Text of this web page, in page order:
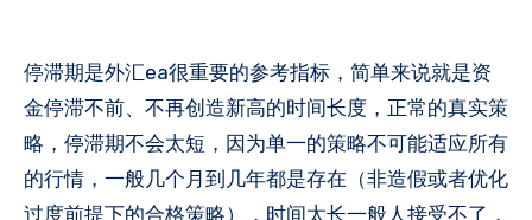
停滞期是外汇ea很重要的参考指标，简单来说就是资
金停滞不前、不再创造新高的时间长度，正常的真实策
略，停滞期不会太短，因为单一的策略不可能适应所有
的行情，一般几个月到几年都是存在（非造假或者优化
过度前提下的合格策略），时间太长一般人接受不了，